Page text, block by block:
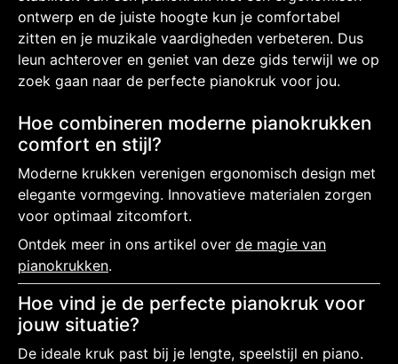
ontwerp en de juiste hoogte kun je comfortabel
zitten en je muzikale vaardigheden verbeteren. Dus
leun achterover en geniet van deze gids terwijl we op
zoek gaan naar de perfecte pianokruk voor jou.
Hoe combineren moderne pianokrukken
comfort en stijl?
Moderne krukken verenigen ergonomisch design met
elegante vormgeving. Innovatieve materialen zorgen
voor optimaal zitcomfort.
Ontdek meer in ons artikel over de magie van
pianokrukken.
Hoe vind je de perfecte pianokruk voor
jouw situatie?
De ideale kruk past bij je lengte, speelstijl en piano.